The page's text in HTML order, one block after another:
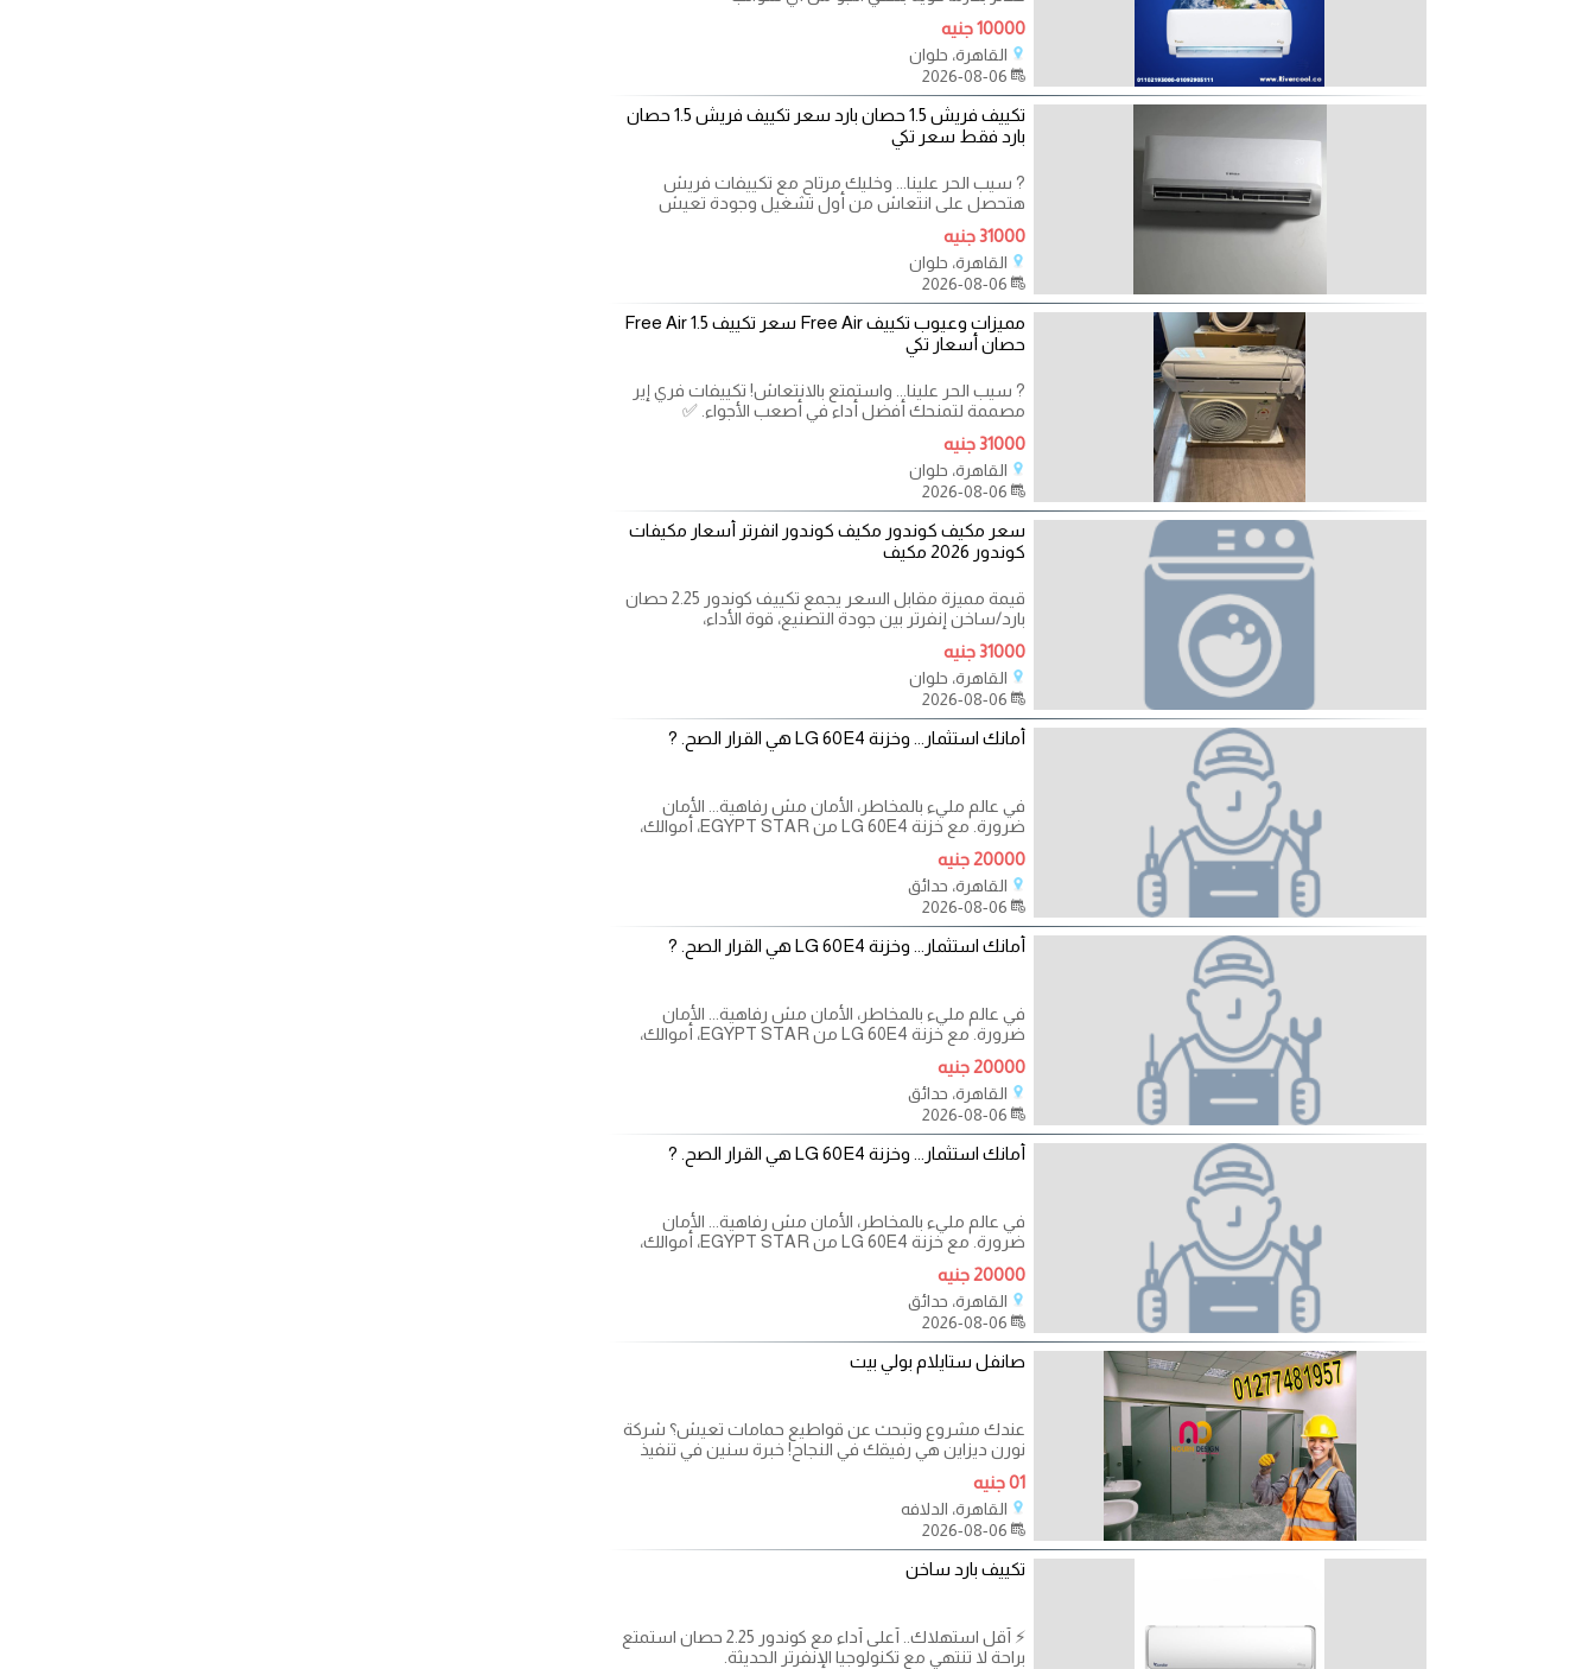
10000 جنيه
القاهرة، حلوان
تكييف فريش 1.5 حصان بارد سعر تكييف فريش 1.5 حصان
بارد فقط سعر تكي
? سيب الحر علينا... وخليك مرتاح مع تكييفات فريش
هتحصل على انتعاش من أول تشغيل وجودة تعيش
معاك سنين.
31000 جنيه
القاهرة، حلوان
مميزات وعيوب تكييف Free Air سعر تكييف Free Air 1.5
حصان أسعار تكي
? سيب الحر علينا... واستمتع بالانتعاش! تكييفات فري إير
مصممة لتمنحك أفضل أداء في أصعب الأجواء. ✅
31000 جنيه
القاهرة، حلوان
سعر مكيف كوندور مكيف كوندور انفرتر أسعار مكيفات
كوندور 2026 مكيف
قيمة مميزة مقابل السعر يجمع تكييف كوندور 2.25 حصان
بارد/ساخن إنفرتر بين جودة التصنيع، قوة الأداء،
31000 جنيه
القاهرة، حلوان
أمانك استثمار... وخزنة LG 60E4 هي القرار الصح. ?
في عالم مليء بالمخاطر، الأمان مش رفاهية... الأمان
ضرورة. مع خزنة LG 60E4 من EGYPT STAR، أموالك،
مستنداتك،
20000 جنيه
القاهرة، حدائق
أمانك استثمار... وخزنة LG 60E4 هي القرار الصح. ?
في عالم مليء بالمخاطر، الأمان مش رفاهية... الأمان
ضرورة. مع خزنة LG 60E4 من EGYPT STAR، أموالك،
مستنداتك،
20000 جنيه
القاهرة، حدائق
أمانك استثمار... وخزنة LG 60E4 هي القرار الصح. ?
في عالم مليء بالمخاطر، الأمان مش رفاهية... الأمان
ضرورة. مع خزنة LG 60E4 من EGYPT STAR، أموالك،
مستنداتك،
20000 جنيه
القاهرة، حدائق
صانفل ستايلام بولي بيت
عندك مشروع وتبحث عن قواطيع حمامات تعيش؟ شركة
نورن ديزاين هي رفيقك في النجاح! خبرة سنين في تنفيذ
01 جنيه
القاهرة، الدلافه
تكييف بارد ساخن
⚡ أقل استهلاك.. أعلى أداء مع كوندور 2.25 حصان استمتع
براحة لا تنتهي مع تكنولوجيا الإنفرتر الحديثة.